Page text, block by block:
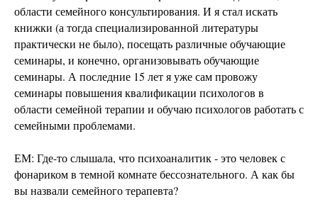
области семейного консультирования. И я стал искать
книжки (а тогда специализированной литературы
практически не было), посещать различные обучающие
семинары, и конечно, организовывать обучающие
семинары. А последние 15 лет я уже сам провожу
семинары повышения квалификации психологов в
области семейной терапии и обучаю психологов работать с
семейными проблемами.
ЕМ: Где-то слышала, что психоаналитик - это человек с
фонариком в темной комнате бессознательного. А как бы
вы назвали семейного терапевта?